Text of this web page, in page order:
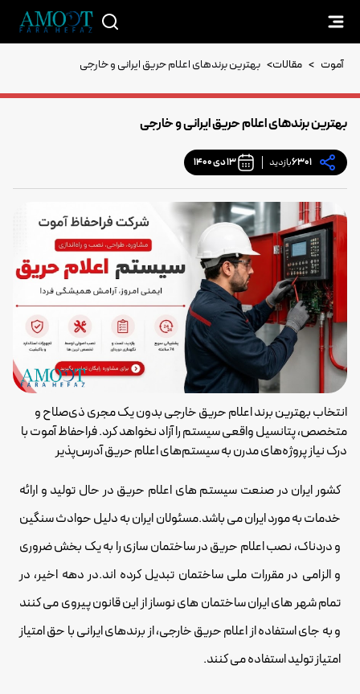
آموت > مقالات> بهترین برندهای اعلام حریق ایرانی و خارجی
بهترین برندهای اعلام حریق ایرانی و خارجی
6301بازدید 13 دی 1400
انتخاب بهترین برند اعلام حریق خارجی بدون یک مجری ذی‌صلاح و
متخصص، پتانسیل واقعی سیستم را آزاد نخواهد کرد. فراحفاظ آموت با
درک نیاز پروژه‌های مدرن به سیستم‌های اعلام حریق آدرس‌پذیر
کشور ایران در صنعت سیستم های اعلام حریق در حال تولید و ارائه
خدمات به مورد ایران می باشد.مسئولان ایران به دلیل حوادث سنگین
و دردناک، نصب اعلام حریقدر ساختمان سازی را به یک بخش ضروری
و الزامی در مقررات ملی ساختمان تبدیل کرده اند.در دهه اخیر، در
تمام شهر های ایران ساختمان های نوساز از این قانون پیروی می کنند
و به جای استفاده از اعلام حریق خارجی، از برندهای ایرانی با حق امتیاز
امتیاز تولید استفاده می کنند.